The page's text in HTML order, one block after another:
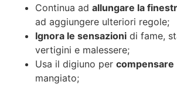
Continua ad allungare la
ad aggiungere ulteriori regole;
Ignora le sensazioni di fame,
vertigini e malessere;
Usa il digiuno per compensare
mangiato;